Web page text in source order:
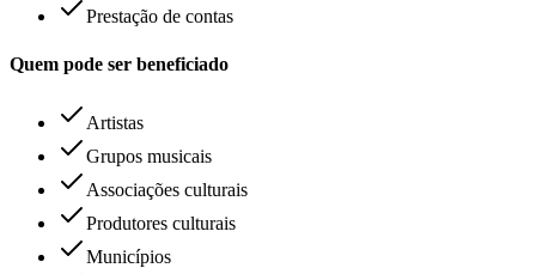
Prestação de contas
Quem pode ser beneficiado
Artistas
Grupos musicais
Associações culturais
Produtores culturais
Municípios